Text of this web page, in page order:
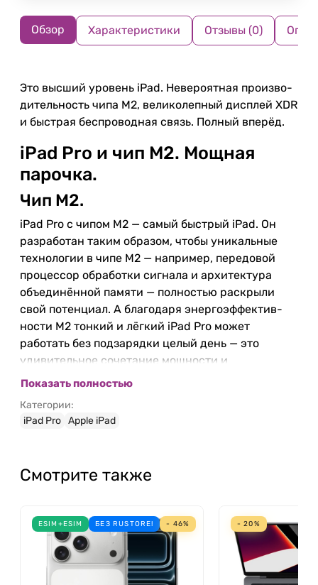
Обзор Характеристики Отзывы (0)
Это высший уровень iPad. Невероятная произво­
ди­тель­ность чипа M2, великолепный дисплей XDR
и быстрая беспроводная связь. Полный вперёд.
iPad Pro и чип M2. Мощная
парочка.
Чип M2.
iPad Pro c чипом M2 — самый быстрый iPad. Он
разработан таким образом, чтобы уникальные
технологии в чипе M2 — например, передовой
процессор обработки сигнала и архитектура
объединённой памяти — полностью раскрыли
свой потенциал. А благодаря энерго­эф­фек­тив­
ности M2 тонкий и лёгкий iPad Pro может
работать без подзарядки целый день — это
удивительное сочетание мощности и
компактности.
8 центральный процессор
10 ядер графический процессор
Выше скорость обработки
данных и графики.
С 8‑ядерным центральным процессором в чипе
M2 производительность повышается до 50%. А
10‑ядерный графический процессор увеличивает
скорость графики до 40%. Это значит, что на iPad
Pro можно создавать сложные модели с
Показать полностью
Категории:
iPad Pro Apple iPad
Смотрите также
ESIM+ESIM БЕЗ RUSTORE! - 46% - 20%